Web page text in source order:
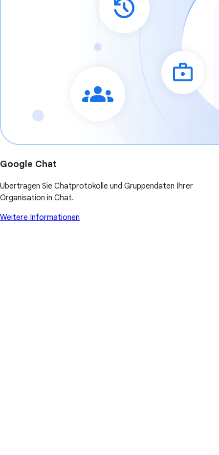
Google Chat
Übertragen Sie Chatprotokolle und Gruppendaten Ihrer
Organisation in Chat.
Weitere Informationen